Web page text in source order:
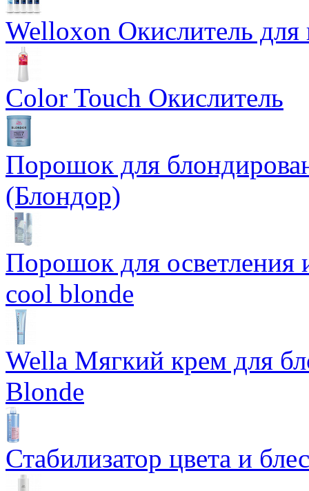
Welloxon Окислитель для
Color Touch Окислитель
Порошок для
(Блондор)
Порошок для осветления
cool blonde
Wella Мягкий крем для
Blonde
Стабилизатор цвета и